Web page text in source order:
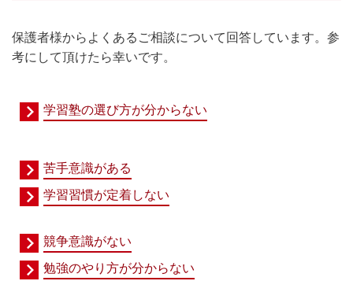
保護者様からよくあるご相談について回答しています。参
考にして頂けたら幸いです。
学習塾の選び方が分からない
苦手意識がある
学習習慣が定着しない
競争意識がない
勉強のやり方が分からない